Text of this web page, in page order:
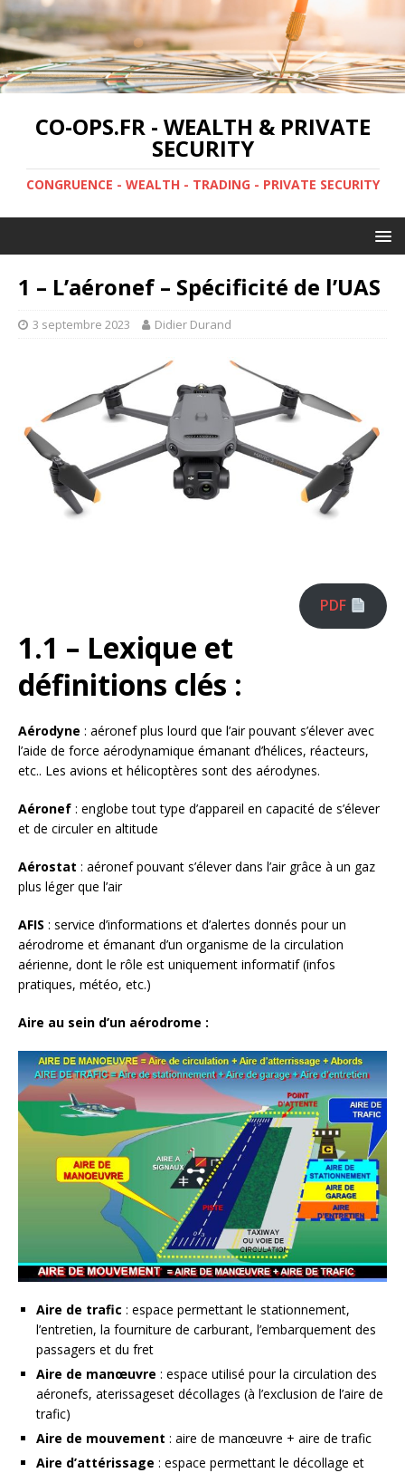
CO-OPS.FR - WEALTH & PRIVATE
SECURITY
CONGRUENCE - WEALTH - TRADING - PRIVATE SECURITY
1 – L’aéronef – Spécificité de l’UAS
3 septembre 2023 Didier Durand
PDF
1.1 – Lexique et
définitions clés :
Aérodyne : aéronef plus lourd que l’air pouvant s’élever avec
l’aide de force aérodynamique émanant d’hélices, réacteurs,
etc.. Les avions et hélicoptères sont des aérodynes.
Aéronef : englobe tout type d’appareil en capacité de s’élever
et de circuler en altitude
Aérostat : aéronef pouvant s’élever dans l’air grâce à un gaz
plus léger que l’air
AFIS : service d’informations et d’alertes donnés pour un
aérodrome et émanant d’un organisme de la circulation
aérienne, dont le rôle est uniquement informatif (infos
pratiques, météo, etc.)
Aire au sein d’un aérodrome :
Aire de trafic : espace permettant le stationnement,
l’entretien, la fourniture de carburant, l’embarquement des
passagers et du fret
Aire de manœuvre : espace utilisé pour la circulation des
aéronefs, aterissageset décollages (à l’exclusion de l’aire de
trafic)
Aire de mouvement : aire de manœuvre + aire de trafic
Aire d’attérissage : espace permettant le décollage et